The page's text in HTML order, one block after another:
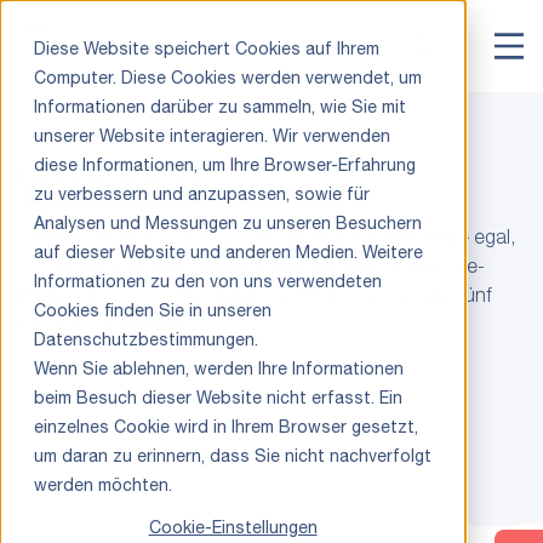
Diese Website speichert Cookies auf Ihrem
Computer. Diese Cookies werden verwendet, um
Informationen darüber zu sammeln, wie Sie mit
unserer Website interagieren. Wir verwenden
diese Informationen, um Ihre Browser-Erfahrung
zu verbessern und anzupassen, sowie für
Analysen und Messungen zu unseren Besuchern
auf dieser Website und anderen Medien. Weitere
Informationen zu den von uns verwendeten
Cookies finden Sie in unseren
Datenschutzbestimmungen.
Wenn Sie ablehnen, werden Ihre Informationen
beim Besuch dieser Website nicht erfasst. Ein
einzelnes Cookie wird in Ihrem Browser gesetzt,
um daran zu erinnern, dass Sie nicht nachverfolgt
werden möchten.
Cookie-Einstellungen
Webcam
Werfen Sie einen Blick auf den Untergrenchenberg – egal,
wo Sie gerade sind. Unsere Webcam liefert Ihnen Live-
Bilder inklusive Wetterdaten. Die Bilder werden alle fünf
Minuten aktualisiert.